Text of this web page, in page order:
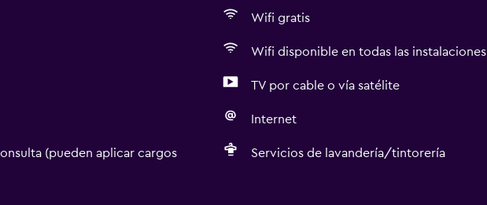
Wifi gratis
Wifi disponible en todas las instalaciones
TV por cable o vía satélite
Internet
(pueden aplicar cargos
Servicios de lavandería/tintorería